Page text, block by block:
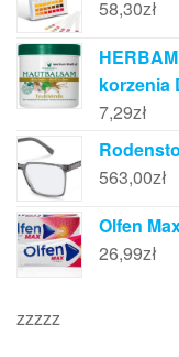
58,30zł
korzenia
7,29zł
563,00zł
Olfen
26,99zł
zzzzz